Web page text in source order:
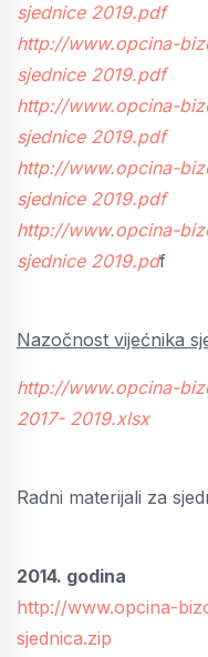
sjednice 2019.pdf
http://
sjednice 2019.pdf
http://
sjednice 2019.pdf
http://
sjednice 2019.pdf
http://
sjednice 2019.pdf
Nazočnost vijećnika
http://www.opcina-
2017- 2019.xlsx
Radni materijali za
2014. godina
http://
sjednica.zip